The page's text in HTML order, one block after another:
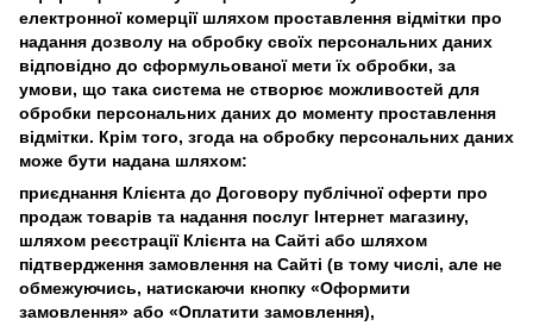
електронної комерції шляхом проставлення відмітки про
надання дозволу на обробку своїх персональних даних
відповідно до сформульованої мети їх обробки, за
умови, що така система не створює можливостей для
обробки персональних даних до моменту проставлення
відмітки. Крім того, згода на обробку персональних даних
може бути надана шляхом:
приєднання Клієнта до Договору публічної оферти про
продаж товарів та надання послуг Інтернет магазину,
шляхом реєстрації Клієнта на Сайті або шляхом
підтвердження замовлення на Сайті (в тому числі, але не
обмежуючись, натискаючи кнопку «Оформити
замовлення» або «Оплатити замовлення),